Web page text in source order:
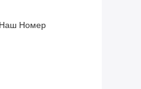
Номер